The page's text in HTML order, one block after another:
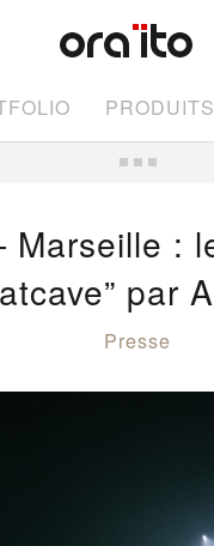
PRODUITS
:
par
Presse